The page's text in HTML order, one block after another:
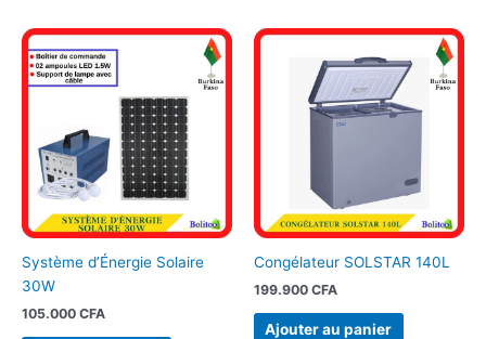
Système d’Énergie Solaire
30W
105.000 CFA
Congélateur SOLSTAR 140L
199.900 CFA
Ajouter au panier